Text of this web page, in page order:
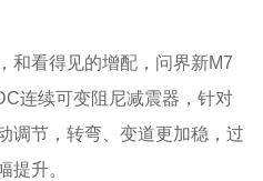
和看得见的增配，问界新M7
连续可变阻尼减震器，针对
调节，转弯、变道更加稳，过
提升。